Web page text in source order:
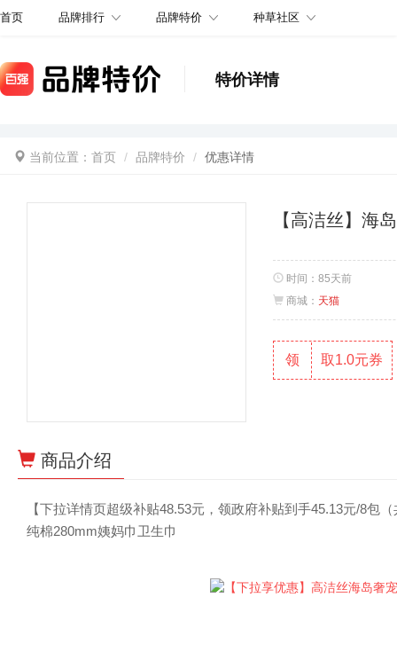
首页 品牌排行 品牌特价 种草社区
特价详情
当前位置： 首页 品牌特价 优惠详情
【高洁丝】海
时间： 85天前
商城： 天猫
领 取1.0元券
商品介绍
【下拉详情页超级补贴48.53元，领政府补贴到手45.13元/8包
纯棉280mm姨妈巾卫生巾